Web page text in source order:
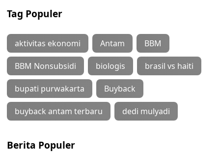
Tag Populer
aktivitas ekonomi Antam BBM
BBM Nonsubsidi biologis brasil vs haiti
bupati purwakarta Buyback
buyback antam terbaru dedi mulyadi
Berita Populer